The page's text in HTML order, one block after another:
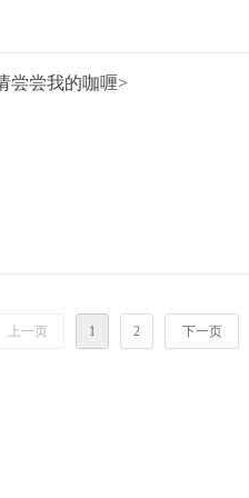
尝尝我的咖喱>
上一页 1 2 下一页